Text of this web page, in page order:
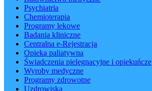
Psychiatria
Chemioterapia
Programy lekowe
Badania kliniczne
Centralna e-Rejestracja
Opieka paliatywna
Świadczenia pielęgnacyjne i opiekuńcze
Wyroby medyczne
Programy zdrowotne
Uzdrowiska